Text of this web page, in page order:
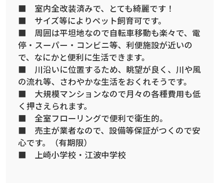
■ 室内全改装済みで、とても綺麗です！
■ サイズ等によりペット飼育可です。
■ 周囲は平坦地なので自転車移動も楽々で、電
停・スーパー・コンビニ等、利便施設が近いの
で、なにかと便利に生活できます。
■ 川沿いに位置するため、眺望が良く、川や風
の流れ等、さわやかな生活をおくれそうです。
■ 大規模マンションなので月々の各種費用も低
く押さえられます。
■ 全室フローリングで便利で衛生的。
■ 売主が業者なので、設備等保証がつくので安
心です。（有期限）
■ 上崎小学校・江波中学校